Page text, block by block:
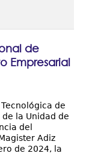
de
Empresarial
de
de la Unidad de
del
Adiz
de 2024, la